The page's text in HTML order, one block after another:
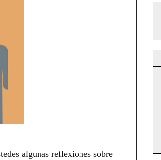
algunas reflexiones sobre